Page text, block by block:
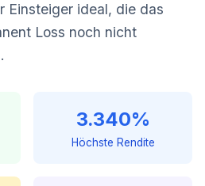
Einsteiger ideal, die das
Loss noch nicht
3.340%
Höchste Rendite